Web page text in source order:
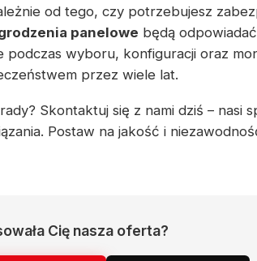
od tego, czy potrzebujesz
panelowe będą
podczas wyboru, konfiguracji oraz
przez wiele lat.
Skontaktuj się z nami dziś – nasi
Postaw na jakość i
Cię nasza oferta?